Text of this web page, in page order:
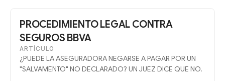
PROCEDIMIENTO LEGAL CONTRA
SEGUROS BBVA
ARTÍCULO
¿PUEDE LA ASEGURADORA NEGARSE A PAGAR POR UN
"SALVAMENTO" NO DECLARADO? UN JUEZ DICE QUE NO.